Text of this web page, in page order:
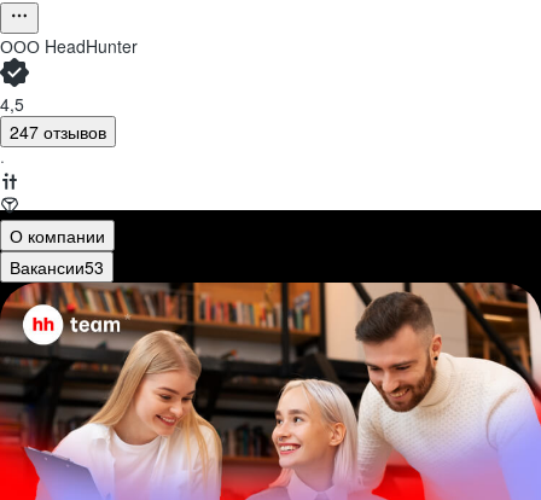
ООО HeadHunter
4,5
247 отзывов
·
О компании
Вакансии53